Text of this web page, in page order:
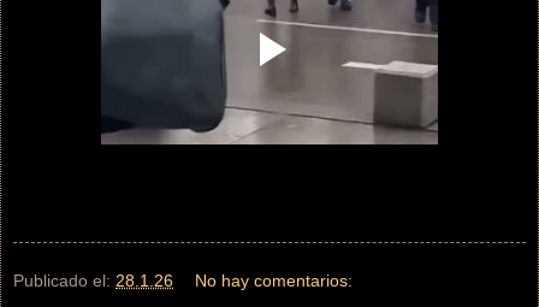
Publicado el: 28.1.26 No hay comentarios: